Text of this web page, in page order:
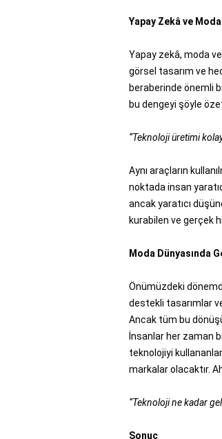
Yapay Zekâ ve
Yapay zekâ, moda
görsel tasarım ve
beraberinde önemli
bu dengeyi şöyle
“Teknoloji üretimi
Aynı araçların
noktada insan
ancak yaratıcı
kurabilen ve gerçek
Moda Dünyasında
Önümüzdeki
destekli tasarımlar
Ancak tüm bu
İnsanlar her zaman
teknolojiyi
markalar olacaktır.
“Teknoloji ne kadar
Sonuç